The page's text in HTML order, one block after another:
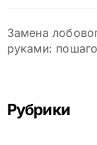
Замена
руками:
Рубрики